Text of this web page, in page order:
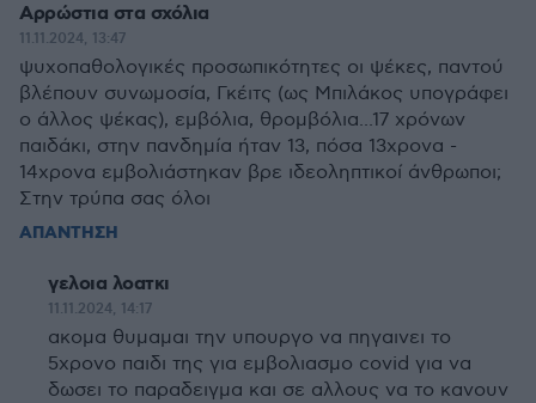
Αρρώστια στα σχόλια
11.11.2024, 13:47
ψυχοπαθολογικές προσωπικότητες οι ψέκες, παντού
βλέπουν συνωμοσία, Γκέιτς (ως Μπιλάκος υπογράφει
ο άλλος ψέκας), εμβόλια, θρομβόλια...17 χρόνων
παιδάκι, στην πανδημία ήταν 13, πόσα 13χρονα -
14χρονα εμβολιάστηκαν βρε ιδεοληπτικοί άνθρωποι;
Στην τρύπα σας όλοι
ΑΠΑΝΤΗΣΗ
γελοια λοατκι
11.11.2024, 14:17
ακομα θυμαμαι την υπουργο να πηγαινει το
5χρονο παιδι της για εμβολιασμο covid για να
δωσει το παραδειγμα και σε αλλους να το κανουν